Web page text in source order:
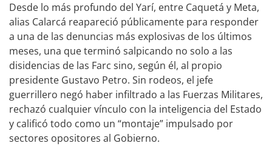
Desde lo más profundo del Yarí, entre Caquetá y Meta,
alias Calarcá reapareció públicamente para responder
a una de las denuncias más explosivas de los últimos
meses, una que terminó salpicando no solo a las
disidencias de las Farc sino, según él, al propio
presidente Gustavo Petro. Sin rodeos, el jefe
guerrillero negó haber infiltrado a las Fuerzas Militares,
rechazó cualquier vínculo con la inteligencia del Estado
y calificó todo como un “montaje” impulsado por
sectores opositores al Gobierno.